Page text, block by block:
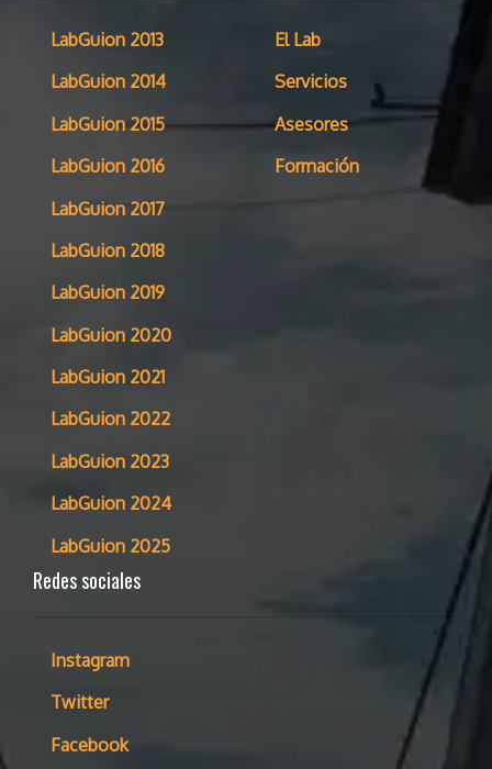
LabGuion 2013
LabGuion 2014
LabGuion 2015
LabGuion 2016
LabGuion 2017
LabGuion 2018
LabGuion 2019
LabGuion 2020
LabGuion 2021
LabGuion 2022
LabGuion 2023
LabGuion 2024
LabGuion 2025
El Lab
Servicios
Asesores
Formación
Redes sociales
Instagram
Twitter
Facebook